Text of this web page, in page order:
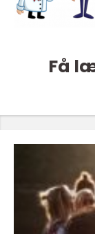
Få